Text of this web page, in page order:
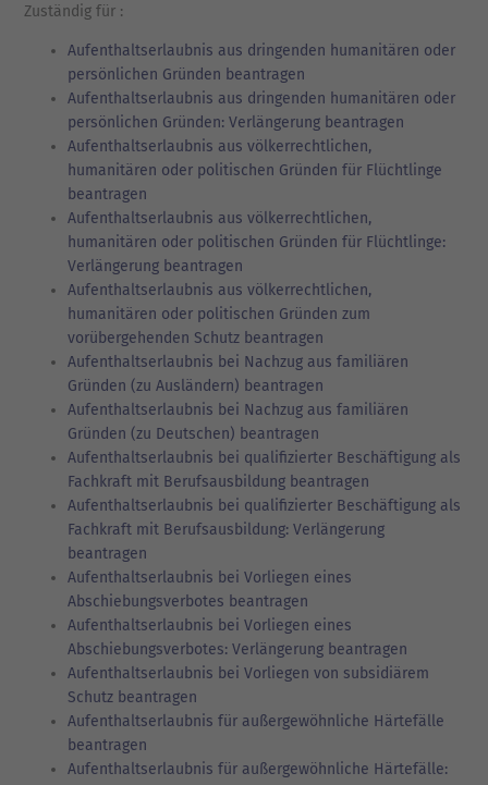
Zuständig für :
Aufenthaltserlaubnis aus dringenden humanitären oder
persönlichen Gründen beantragen
Aufenthaltserlaubnis aus dringenden humanitären oder
persönlichen Gründen: Verlängerung beantragen
Aufenthaltserlaubnis aus völkerrechtlichen,
humanitären oder politischen Gründen für Flüchtlinge
beantragen
Aufenthaltserlaubnis aus völkerrechtlichen,
humanitären oder politischen Gründen für Flüchtlinge:
Verlängerung beantragen
Aufenthaltserlaubnis aus völkerrechtlichen,
humanitären oder politischen Gründen zum
vorübergehenden Schutz beantragen
Aufenthaltserlaubnis bei Nachzug aus familiären
Gründen (zu Ausländern) beantragen
Aufenthaltserlaubnis bei Nachzug aus familiären
Gründen (zu Deutschen) beantragen
Aufenthaltserlaubnis bei qualifizierter Beschäftigung als
Fachkraft mit Berufsausbildung beantragen
Aufenthaltserlaubnis bei qualifizierter Beschäftigung als
Fachkraft mit Berufsausbildung: Verlängerung
beantragen
Aufenthaltserlaubnis bei Vorliegen eines
Abschiebungsverbotes beantragen
Aufenthaltserlaubnis bei Vorliegen eines
Abschiebungsverbotes: Verlängerung beantragen
Aufenthaltserlaubnis bei Vorliegen von subsidiärem
Schutz beantragen
Aufenthaltserlaubnis für außergewöhnliche Härtefälle
beantragen
Aufenthaltserlaubnis für außergewöhnliche Härtefälle: